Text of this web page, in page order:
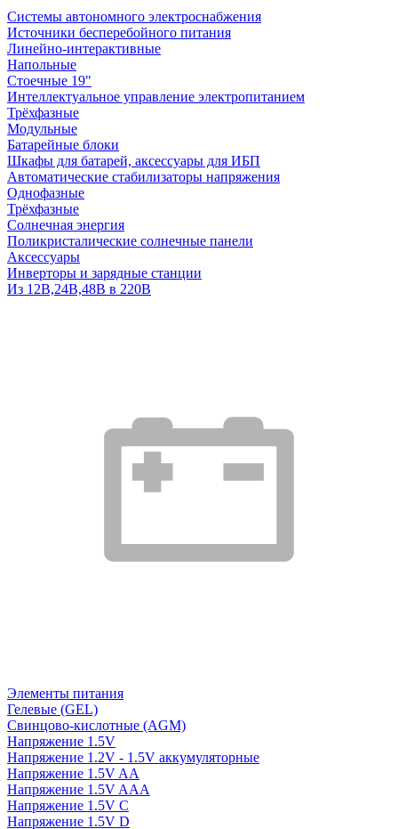
Системы автономного электроснабжения
Источники бесперебойного питания
Линейно-интерактивные
Напольные
Стоечные 19"
Интеллектуальное управление электропитанием
Трёхфазные
Модульные
Батарейные блоки
Шкафы для батарей, аксессуары для ИБП
Автоматические стабилизаторы напряжения
Однофазные
Трёхфазные
Солнечная энергия
Поликристалические солнечные панели
Аксессуары
Инверторы и зарядные станции
Из 12В,24В,48В в 220В
Элементы питания
Гелевые (GEL)
Свинцово-кислотные (AGM)
Напряжение 1.5V
Напряжение 1.2V - 1.5V аккумуляторные
Напряжение 1.5V AA
Напряжение 1.5V AAA
Напряжение 1.5V C
Напряжение 1.5V D